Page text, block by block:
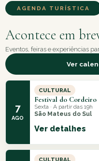
AGENDA TURÍSTICA
Acontece em
Eventos, feiras e experiências
Ver
7
AGO
CULTURAL
Festival do Cordeiro
Sexta · A partir das 19h
São Mateus do Sul
Ver detalhes
CULTURAL